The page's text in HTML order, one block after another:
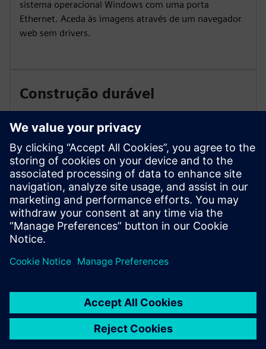
sistema operacional Windows com uma porta
Ethernet. Aceda às imagens através de um navegador
web sem drivers.
Construção durável
O novo design do sistema inclui um ponto de conexão
de interface plug-in para o cabo RJ45 e uma porta de
alimentação USB com duas tampas de tampa de rosca.
O sistema está em conformidade com os requisitos de
desconexão visíveis de acordo com os NEC 225.51 e
230.204.